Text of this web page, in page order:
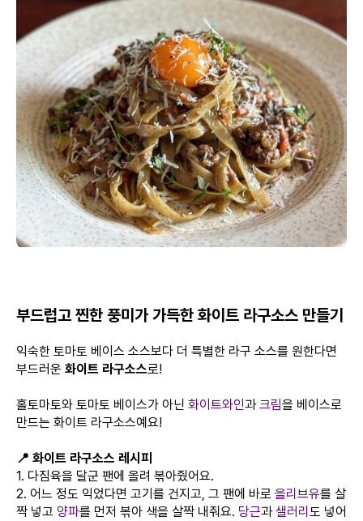
부드럽고 찐한 풍미가 가득한 화이트 라구소스 만들기
익숙한 토마토 베이스 소스보다 더 특별한 라구 소스를 원한다면
부드러운 화이트 라구소스로!
홀토마토와 토마토 베이스가 아닌 화이트와인과크림을 베이스로
만드는 화이트 라구소스예요!
📍 화이트 라구소스 레시피
1. 다짐육을 달군 팬에 올려 볶아줬어요.
2. 어느 정도 익었다면 고기를 건지고, 그 팬에 바로 올리브유를 살
짝 넣고 양파를 먼저 볶아 색을 살짝 내줘요. 당근과샐러리 도 넣어